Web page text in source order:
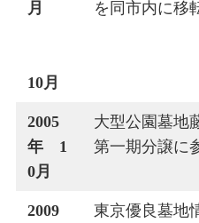
月
10月
を同市内に移
2005
年 1
0月
大型公園墓地
第一期分譲に
2009
東京優良墓地